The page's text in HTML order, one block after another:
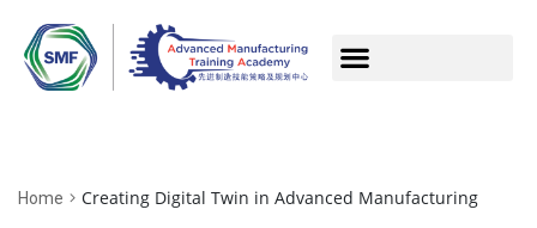
Home Creating Digital Twin in Advanced Manufacturing